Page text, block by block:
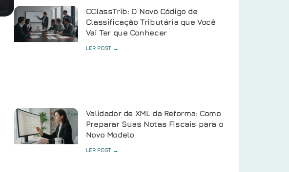
CClassTrib: O Novo Código de
Classificação Tributária que Você
Vai Ter que Conhecer
LER POST →
Validador de XML da Reforma: Como
Preparar Suas Notas Fiscais para o
Novo Modelo
LER POST →